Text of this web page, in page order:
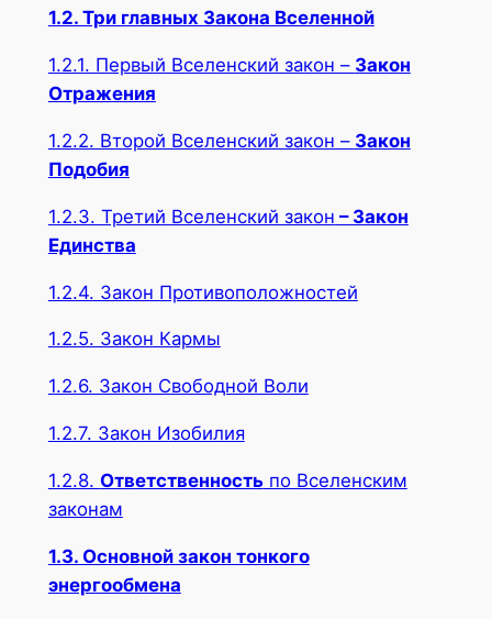
1.2. Три главных Закона Вселенной
1.2.1. Первый Вселенский закон – Закон
Отражения
1.2.2. Второй Вселенский закон – Закон
Подобия
1.2.3. Третий Вселенский закон – Закон
Единства
1.2.4. Закон Противоположностей
1.2.5. Закон Кармы
1.2.6. Закон Свободной Воли
1.2.7. Закон Изобилия
1.2.8. Ответственностьпо Вселенским
законам
1.3. Основной закон тонкого
энергообмена